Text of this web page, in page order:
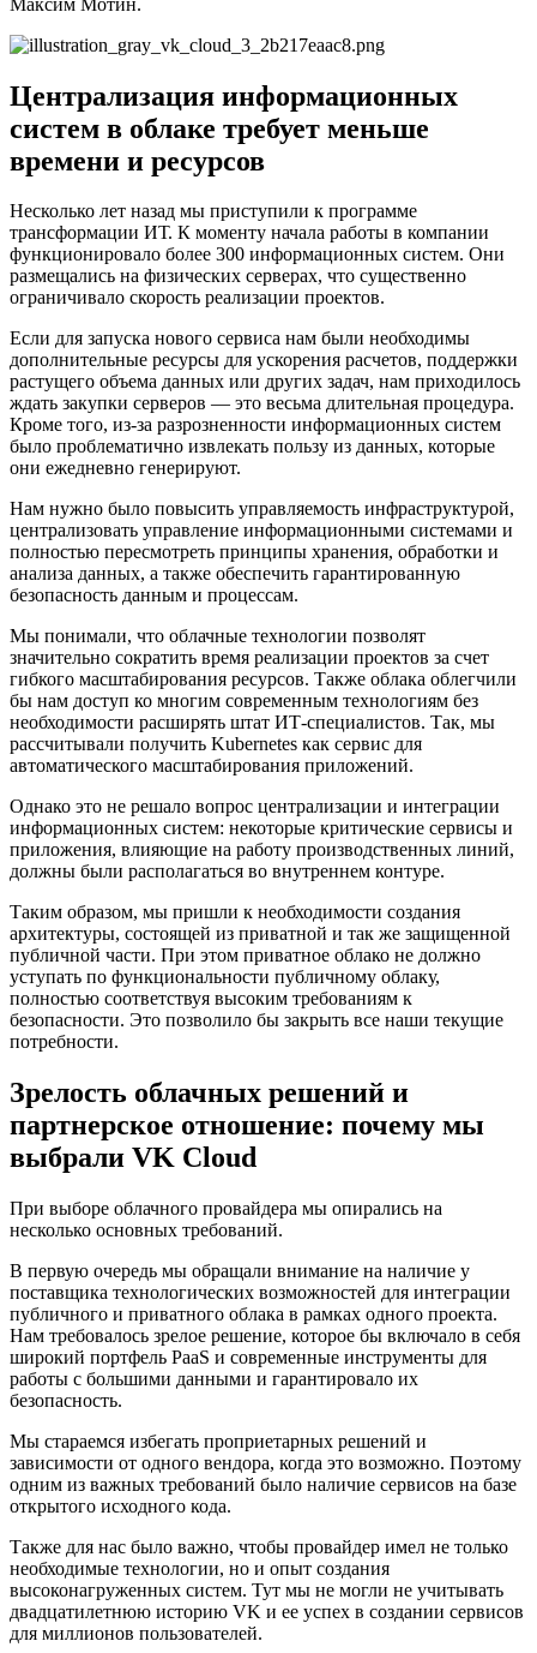
Централизация информационных
систем в облаке требует меньше
времени и ресурсов
Несколько лет назад мы приступили к программе
трансформации ИТ. К моменту начала работы в компании
функционировало более 300 информационных систем. Они
размещались на физических серверах, что существенно
ограничивало скорость реализации проектов.
Если для запуска нового сервиса нам были необходимы
дополнительные ресурсы для ускорения расчетов, поддержки
растущего объема данных или других задач, нам приходилось
ждать закупки серверов — это весьма длительная процедура.
Кроме того, из-за разрозненности информационных систем
было проблематично извлекать пользу из данных, которые
они ежедневно генерируют.
Нам нужно было повысить управляемость инфраструктурой,
централизовать управление информационными системами и
полностью пересмотреть принципы хранения, обработки и
анализа данных, а также обеспечить гарантированную
безопасность данным и процессам.
Мы понимали, что облачные технологии позволят
значительно сократить время реализации проектов за счет
гибкого масштабирования ресурсов. Также облака облегчили
бы нам доступ ко многим современным технологиям без
необходимости расширять штат ИТ-специалистов. Так, мы
рассчитывали получить Kubernetes как сервис для
автоматического масштабирования приложений.
Однако это не решало вопрос централизации и интеграции
информационных систем: некоторые критические сервисы и
приложения, влияющие на работу производственных линий,
должны были располагаться во внутреннем контуре.
Таким образом, мы пришли к необходимости создания
архитектуры, состоящей из приватной и так же защищенной
публичной части. При этом приватное облако не должно
уступать по функциональности публичному облаку,
полностью соответствуя высоким требованиям к
безопасности. Это позволило бы закрыть все наши текущие
потребности.
Зрелость облачных решений и
партнерское отношение: почему мы
выбрали VK Cloud
При выборе облачного провайдера мы опирались на
несколько основных требований.
В первую очередь мы обращали внимание на наличие у
поставщика технологических возможностей для интеграции
публичного и приватного облака в рамках одного проекта.
Нам требовалось зрелое решение, которое бы включало в себя
широкий портфель PaaS и современные инструменты для
работы с большими данными и гарантировало их
безопасность.
Мы стараемся избегать проприетарных решений и
зависимости от одного вендора, когда это возможно. Поэтому
одним из важных требований было наличие сервисов на базе
открытого исходного кода.
Также для нас было важно, чтобы провайдер имел не только
необходимые технологии, но и опыт создания
высоконагруженных систем. Тут мы не могли не учитывать
двадцатилетнюю историю VK и ее успех в создании сервисов
для миллионов пользователей.